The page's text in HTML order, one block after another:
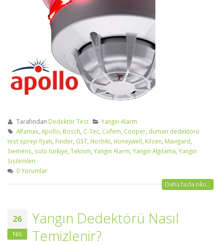
Tarafından Dedektör Test
Yangın Alarm
Alfamax, Apollo, Bosch, C-Tec, Cofem, Cooper, duman dedektörü
test spreyi fiyatı, Finder, GST, Hochiki, Honeywell, Kilsen, Mavigard,
Siemens, solo türkiye, Teknim, Yangın Alarm, Yangın Algılama, Yangın
Sistemleri
0 Yorumlar
Daha fazla oku...
26
Nis
Yangın Dedektörü Nasıl
Temizlenir?